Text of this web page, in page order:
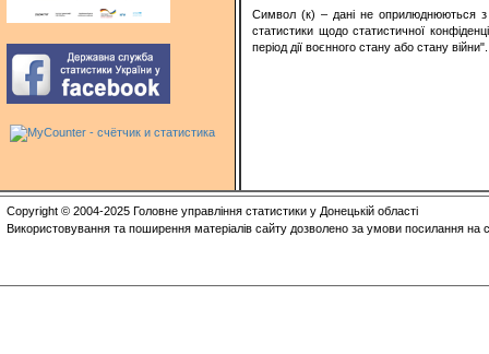
Символ (к) – дані не оприлюднюються з
статистики щодо статистичної
період дії воєнного стану або стану
Copyright © 2004-2025 Головне управління статистики у Донецькій області
Використовування та поширення матеріалів сайту дозволено за умови посилання на